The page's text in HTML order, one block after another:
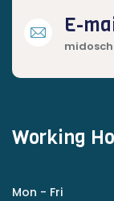
E-
Working
Mon - Fri